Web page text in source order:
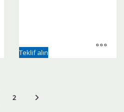
Teklif alın
2